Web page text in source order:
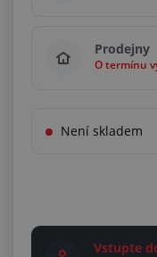
Násobky 14,00 m²
Prodejny
O termínu
Není skladem
Vstupte